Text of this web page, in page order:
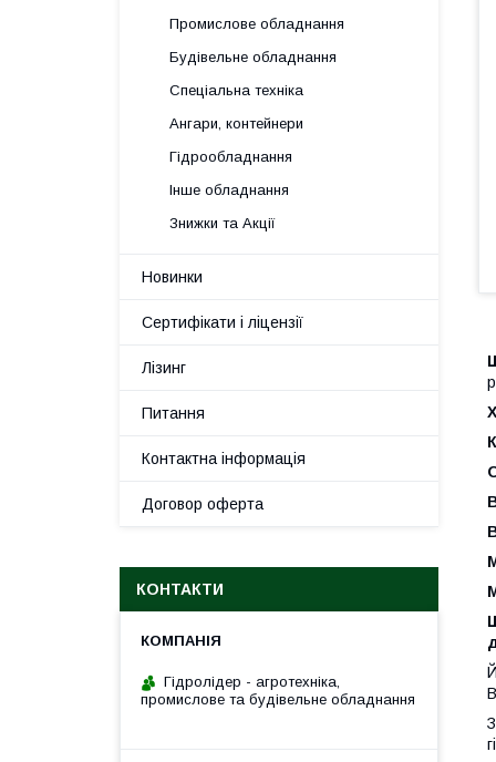
Промислове обладнання
Будівельне обладнання
Спеціальна техніка
Ангари, контейнери
Гідрообладнання
Інше обладнання
Знижки та Акції
Новинки
Сертифікати і ліцензії
Лізинг
Питання
Контактна інформація
Договор оферта
КОНТАКТИ
Гідролідер - агротехніка,
промислове та будівельне обладнання